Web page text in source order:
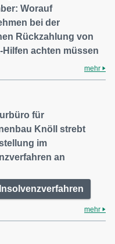
Worauf
bei der
Rückzahlung von
Hilfen achten müssen
mehr
für
Knöll strebt
im
an
mehr